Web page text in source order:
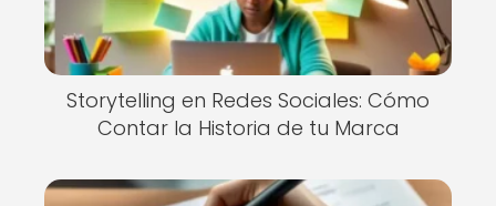
Storytelling en Redes Sociales: Cómo
Contar la Historia de tu Marca